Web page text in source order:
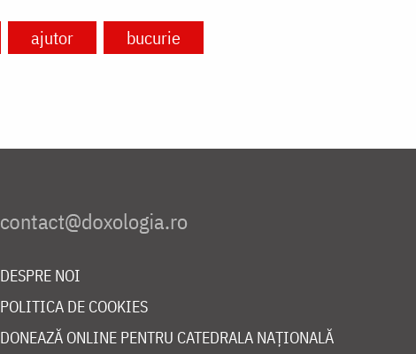
ajutor bucurie
DESPRE NOI
POLITICA DE COOKIES
DONEAZĂ ONLINE PENTRU CATEDRALA NAȚIONALĂ